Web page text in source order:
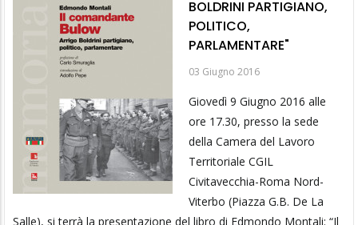
BOLDRINI PARTIGIANO,
POLITICO,
PARLAMENTARE"
03 Giugno 2016
Giovedì 9 Giugno 2016 alle
ore 17.30, presso la sede
della Camera del Lavoro
Territoriale CGIL
Civitavecchia-Roma Nord-
Viterbo (Piazza G.B. De La
Salle), si terrà la presentazione del libro di Edmondo Montali: “Il